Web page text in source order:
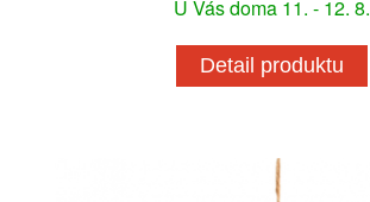
U Vás doma 11. - 12. 8.
Detail produktu